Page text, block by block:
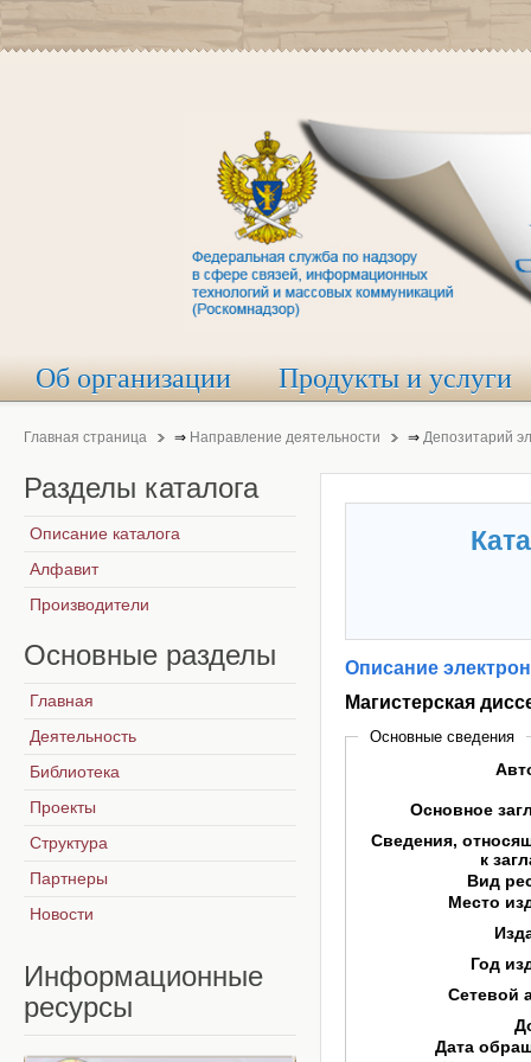
Об организации Продукты и услуги
Главная страница ⇒ Направление деятельности ⇒ Депозитарий
Описание
Магистерская
Основные сведения
Основное
Сведения,
к
Вид
Место
Год
Сетевой
Дата
Разделы каталога
Описание каталога
Алфавит
Производители
Основные разделы
Главная
Деятельность
Библиотека
Проекты
Структура
Партнеры
Новости
Информационные
ресурсы